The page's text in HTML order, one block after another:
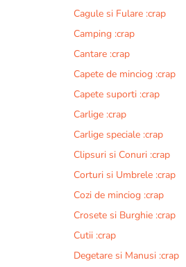
Cagule si Fulare :crap
Camping :crap
Cantare :crap
Capete de minciog :crap
Capete suporti :crap
Carlige :crap
Carlige speciale :crap
Clipsuri si Conuri :crap
Corturi si Umbrele :crap
Cozi de minciog :crap
Crosete si Burghie :crap
Cutii :crap
Degetare si Manusi :crap